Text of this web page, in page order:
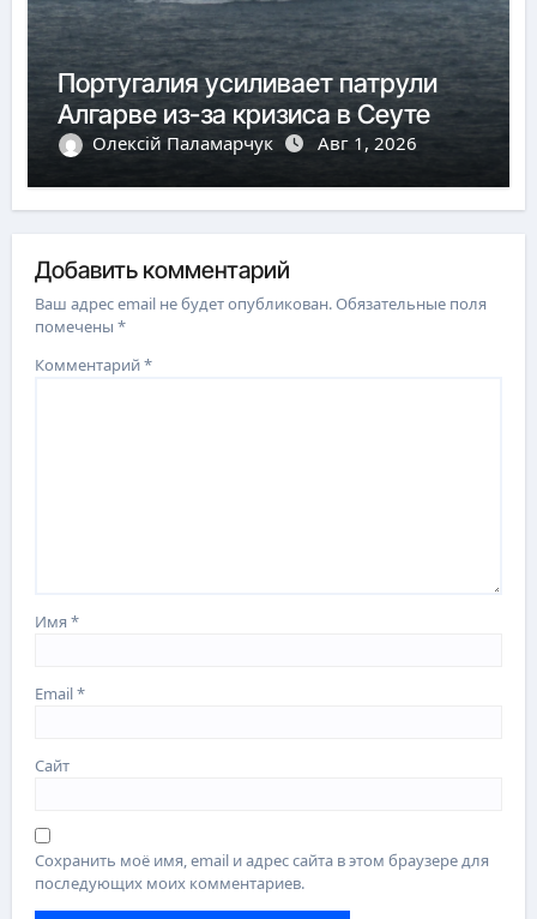
Португалия усиливает патрули
Алгарве из-за кризиса в Сеуте
Олексій Паламарчук Авг 1, 2026
Добавить комментарий
Ваш адрес email не будет опубликован.Обязательные поля
помечены*
Комментарий*
Имя*
Email*
Сайт
Сохранить моё имя, email и адрес сайта в этом браузере для
последующих моих комментариев.